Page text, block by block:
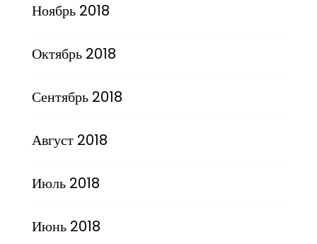
Ноябрь 2018
Октябрь 2018
Сентябрь 2018
Август 2018
Июль 2018
Июнь 2018